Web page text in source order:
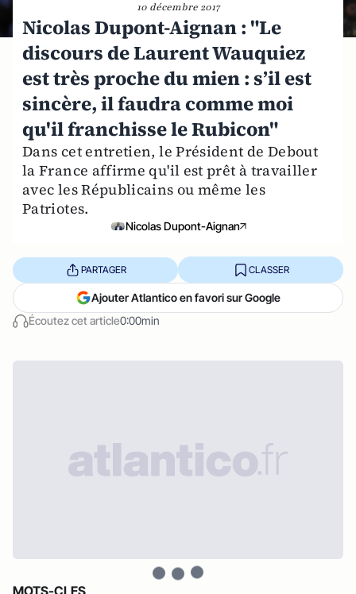
10 décembre 2017
Nicolas Dupont-Aignan : "Le
discours de Laurent Wauquiez
est très proche du mien : s’il est
sincère, il faudra comme moi
qu'il franchisse le Rubicon"
Dans cet entretien, le Président de Debout
la France affirme qu'il est prêt à travailler
avec les Républicains ou même les
Patriotes.
Nicolas Dupont-Aignan
Écoutez cet article0:00min
PARTAGER CLASSER
Ajouter Atlantico en favori sur Google
MOTS-CLES